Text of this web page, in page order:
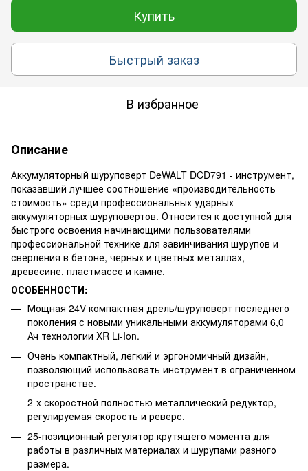
Купить
Быстрый заказ
В избранное
Описание
Аккумуляторный шуруповерт DeWALT DCD791 - инструмент,
показавший лучшее соотношение «производительность-
стоимость» среди профессиональных ударных
аккумуляторных шуруповертов. Относится к доступной для
быстрого освоения начинающими пользователями
профессиональной технике для завинчивания шурупов и
сверления в бетоне, черных и цветных металлах,
древесине, пластмассе и камне.
ОСОБЕННОСТИ:
Мощная 24V компактная дрель/шуруповерт последнего
поколения с новыми уникальными аккумуляторами 6,0
Ач технологии XR Li-Ion.
Очень компактный, легкий и эргономичный дизайн,
позволяющий использовать инструмент в ограниченном
пространстве.
2-х скоростной полностью металлический редуктор,
регулируемая скорость и реверс.
25-позиционный регулятор крутящего момента для
работы в различных материалах и шурупами разного
размера.